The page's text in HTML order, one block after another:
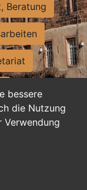
bessere
die Nutzung
Verwendung
Beratung